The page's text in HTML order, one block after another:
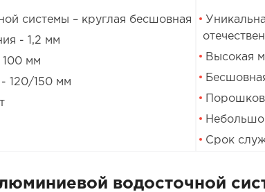
системы – круглая бесшовная
- 1,2 мм
мм
120/150 мм
Высокая
Срок
водосточной